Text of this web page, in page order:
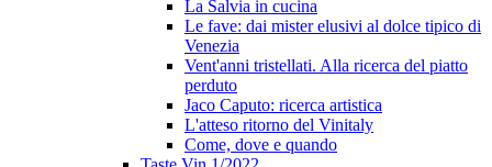
La Salvia in cucina
Le fave: dai mister elusivi al dolce tipico di
Venezia
Vent'anni tristellati. Alla ricerca del piatto
perduto
Jaco Caputo: ricerca artistica
L'atteso ritorno del Vinitaly
Come, dove e quando